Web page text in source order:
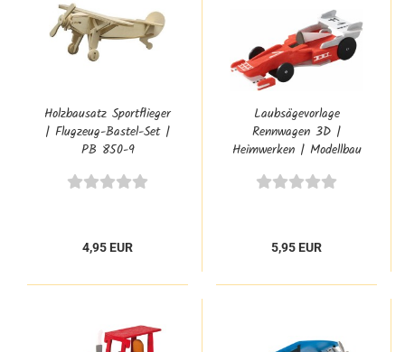
Holzbausatz Sportflieger
| Flugzeug-Bastel-Set |
PB 850-9
4,95 EUR
Laubsägevorlage
Rennwagen 3D |
Heimwerken | Modellbau
352/4S
5,95 EUR